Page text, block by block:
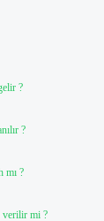
?
?
mı ?
verilir mi ?